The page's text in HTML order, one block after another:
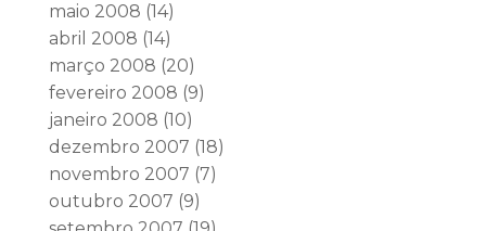
maio 2008 (14)
abril 2008 (14)
março 2008 (20)
fevereiro 2008 (9)
janeiro 2008 (10)
dezembro 2007 (18)
novembro 2007 (7)
outubro 2007 (9)